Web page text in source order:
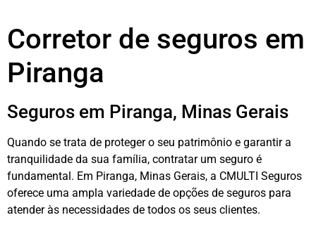
Corretor de seguros em
Piranga
Seguros em Piranga, Minas Gerais
Quando se trata de proteger o seu patrimônio e garantir a
tranquilidade da sua família, contratar um seguro é
fundamental. Em Piranga, Minas Gerais, a CMULTI Seguros
oferece uma ampla variedade de opções de seguros para
atender às necessidades de todos os seus clientes.